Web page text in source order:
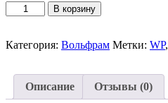
Количество
товара
WP
2,4
В корзину
Категория: Вольфрам Метки: WP,
Описание Отзывы (0)